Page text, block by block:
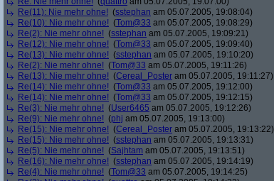
Re(11): Nie mehr ohne! (sstephan am 05.07.2005, 19:08:04)
Re(10): Nie mehr ohne! (Tom@33 am 05.07.2005, 19:08:29)
Re(2): Nie mehr ohne! (sstephan am 05.07.2005, 19:09:21)
Re(12): Nie mehr ohne! (Tom@33 am 05.07.2005, 19:09:40)
Re(13): Nie mehr ohne! (sstephan am 05.07.2005, 19:10:20)
Re(2): Nie mehr ohne! (Tom@33 am 05.07.2005, 19:11:26)
Re(13): Nie mehr ohne! (Cereal_Poster am 05.07.2005, 19:11:27)
Re(14): Nie mehr ohne! (Tom@33 am 05.07.2005, 19:12:00)
Re(14): Nie mehr ohne! (Tom@33 am 05.07.2005, 19:12:15)
Re(3): Nie mehr ohne! (User6465 am 05.07.2005, 19:12:26)
Re(9): Nie mehr ohne! (phj am 05.07.2005, 19:13:00)
Re(15): Nie mehr ohne! (Cereal_Poster am 05.07.2005, 19:13:22)
Re(15): Nie mehr ohne! (sstephan am 05.07.2005, 19:13:31)
Re(5): Nie mehr ohne! (Sajhtam am 05.07.2005, 19:13:51)
Re(16): Nie mehr ohne! (sstephan am 05.07.2005, 19:14:19)
Re(4): Nie mehr ohne! (Tom@33 am 05.07.2005, 19:14:25)